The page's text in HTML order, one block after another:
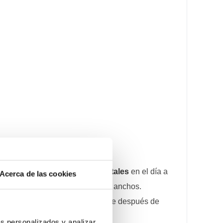
Acerca de las cookies
y eluso de dispositivos digitales en el día a
para rostros medianos y anchos.
recomienda limpiar el estuche después de
sustituirse regularmente.